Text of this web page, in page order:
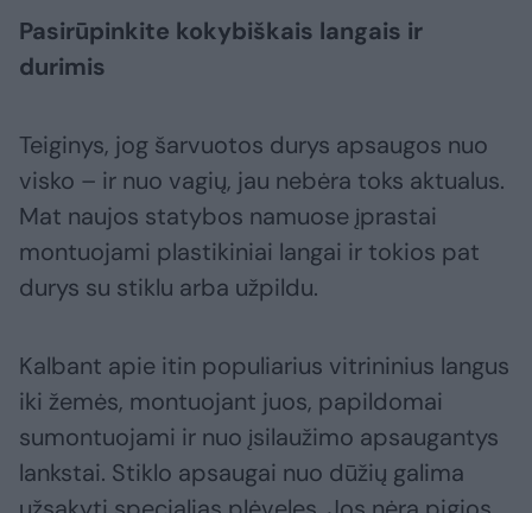
Pasirūpinkite kokybiškais langais ir
durimis
Teiginys, jog šarvuotos durys apsaugos nuo
visko – ir nuo vagių, jau nebėra toks aktualus.
Mat naujos statybos namuose įprastai
montuojami plastikiniai langai ir tokios pat
durys su stiklu arba užpildu.
Kalbant apie itin populiarius vitrininius langus
iki žemės, montuojant juos, papildomai
sumontuojami ir nuo įsilaužimo apsaugantys
lankstai. Stiklo apsaugai nuo dūžių galima